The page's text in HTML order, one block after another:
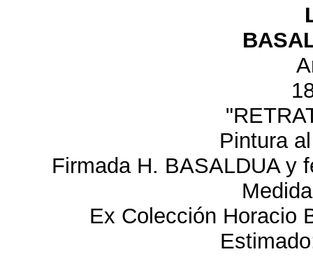
Pintura
Firmada H. BASALDUA y
Ex Colección Horacio